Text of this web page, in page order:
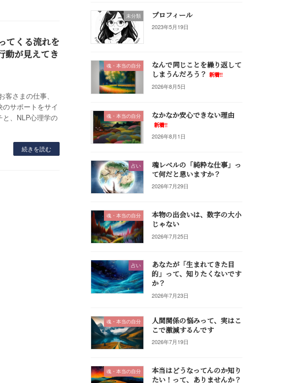
てくる流れを
動が見えてき
さまの仕事、
サポートをサイ
、NLP心理学の
続きを読む
未分類 プロフィール
2023年5月19日
魂・本当の自分
なんで同じことを繰り返して
しまうんだろう？ 新着!!
2026年8月5日
魂・本当の自分 なかなか安心できない理由
新着!!
2026年8月1日
占い
魂レベルの「純粋な仕事」っ
て何だと思いますか？
2026年7月29日
魂・本当の自分
本物の出会いは、数字の大小
じゃない
2026年7月25日
占い
あなたが「生まれてきた目
的」って、知りたくないです
か？
2026年7月23日
魂・本当の自分
人間関係の悩みって、実はこ
こで激減するんです
2026年7月19日
魂・本当の自分
本当はどうなってんのか知り
たい！って、ありませんか？